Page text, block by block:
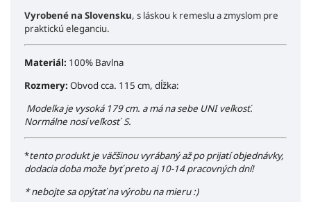
Vyrobené na Slovensku, s láskou k remeslu a zmyslom pre
praktickú eleganciu.
Materiál: 100% Bavlna
Rozmery: Obvod cca. 115 cm, dĺžka:
Modelka je vysoká 179 cm. a má na sebe UNI veľkosť.
Normálne nosí veľkosť S.
*tento produkt je väčšinou vyrábaný až po prijatí objednávky,
dodacia doba može byť preto aj 10-14 pracovných dní!
* nebojte sa opýtať na výrobu na mieru :)